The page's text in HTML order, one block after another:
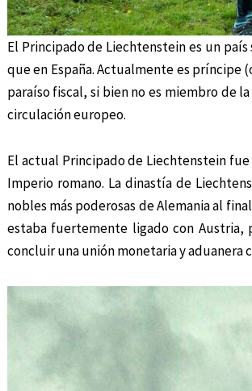
El Principado de Liechtenstein es un
que en España. Actualmente es príncipe
paraíso fiscal, si bien no es miembro de
circulación europeo.
El actual Principado de Liechtenstein
Imperio romano. La dinastía de
nobles más poderosas de Alemania al
estaba fuertemente ligado con Austria,
concluir una unión monetaria y aduanera